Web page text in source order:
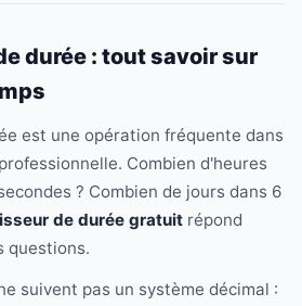
durée : tout savoir sur
est une opération fréquente dans
Combien d'heures
? Combien de jours dans 6
de durée gratuit répond
questions.
suivent pas un système décimal :